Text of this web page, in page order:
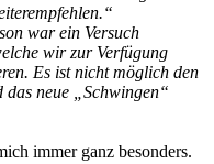
war ein Versuch
wir zur Verfügung
Es ist nicht möglich den
neue „Schwingen“
immer ganz besonders.